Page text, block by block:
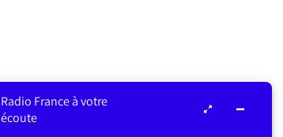
Radio France à votre
écoute